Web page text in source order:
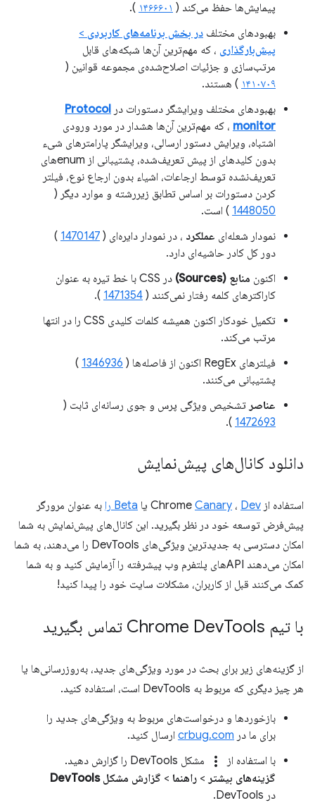
پیمایش‌ها حفظ می‌کند ( ۱۴۶۶۶۰۱ ).
بهبودهای مختلف در بخش برنامه‌های کاربردی >
پیش‌بارگذاری ، که مهم‌ترین آن‌ها شبکه‌های قابل
مرتب‌سازی و جزئیات اصلاح‌شده‌ی مجموعه قوانین (
۱۴۱۰۷۰۹ ) هستند.
بهبودهای مختلف ویرایشگر دستورات در Protocol
monitor ، که مهم‌ترین آن‌ها هشدار در مورد ورودی
اشتباه، ویرایش دستور ارسالی، ویرایشگر پارامترهای شیء
بدون کلیدهای از پیش تعریف‌شده، پشتیبانی از enumهای
تعریف‌نشده توسط ارجاعات، اشیاء بدون ارجاع نوع، فیلتر
کردن دستورات بر اساس تطابق زیررشته و موارد دیگر (
1448050 ) است.
نمودار شعله‌ای عملکرد ، در نمودار دایره‌ای ( 1470147
)
دور کل کادر حاشیه‌ای دارد.
اکنون منابع (Sources)
در CSS با خط تیره به عنوان
کاراکترهای کلمه رفتار نمی‌کنند ( 1471354
).
تکمیل خودکار اکنون همیشه کلمات کلیدی CSS را در انتها
مرتب می‌کند.
فیلترهای RegEx اکنون از فاصله‌ها (
1346936
)
پشتیبانی می‌کنند.
عناصر تشخیص ویژگی پرس و جوی رسانه‌ای ثابت (
1472693
).
دانلود کانال‌های پیش‌نمایش
استفاده از Chrome Canary ، Dev یا Beta را
به عنوان مرورگر
پیش‌فرض توسعه خود در نظر بگیرید. این کانال‌های پیش‌نمایش به شما
امکان دسترسی به جدیدترین ویژگی‌های DevTools را می‌دهند، به شما
امکان می‌دهند APIهای پلتفرم وب پیشرفته را آزمایش کنید و به شما
کمک می‌کنند قبل از کاربران، مشکلات سایت خود را پیدا کنید!
با تیم Chrome Dev Tools تماس بگیرید
از گزینه‌های زیر برای بحث در مورد ویژگی‌های جدید، به‌روزرسانی‌ها یا
هر چیز دیگری که مربوط به DevTools است، استفاده کنید.
بازخوردها و درخواست‌های مربوط به ویژگی‌های جدید را
برای ما در crbug.com ارسال کنید.
با استفاده از
more_vert
مشکل DevTools را گزارش دهید.
گزینه‌های بیشتر > راهنما > گزارش مشکل DevTools
در DevTools.